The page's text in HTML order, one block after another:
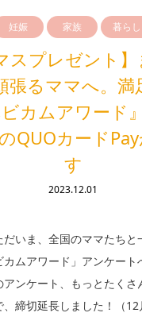
妊娠 家族 暮らし
スプレゼント
張るママへ。満
カムアワード
QUOカード
す
2023.12.01
いま、全国のママたちと
カムアワード」アンケート
ンケート、もっとたくさ
締切延長しました！（12